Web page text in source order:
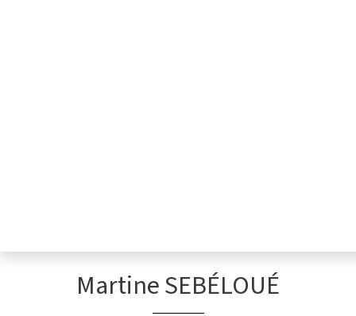
Martine SEBÉLOUÉ